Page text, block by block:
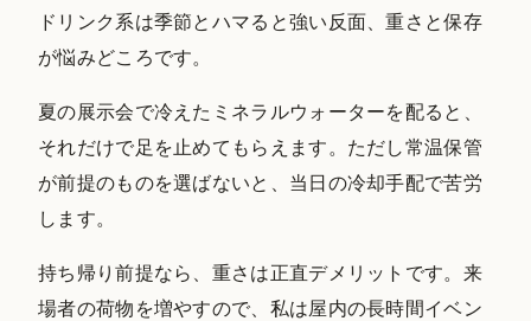
ドリンク系は季節とハマると強い反面、重さと保存
が悩みどころです。
夏の展示会で冷えたミネラルウォーターを配ると、
それだけで足を止めてもらえます。ただし常温保管
が前提のものを選ばないと、当日の冷却手配で苦労
します。
持ち帰り前提なら、重さは正直デメリットです。来
場者の荷物を増やすので、私は屋内の長時間イベン